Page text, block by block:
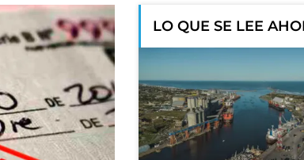
LO QUE SE LEE